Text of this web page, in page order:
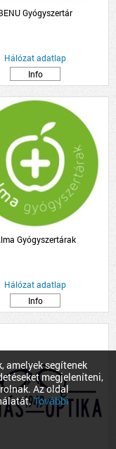
amelyek segítenek
megjeleníteni,
Az oldal
További
Gyógyszertár
Hálózat adatlap
Info
Gyógyszertárak
Hálózat adatlap
Info